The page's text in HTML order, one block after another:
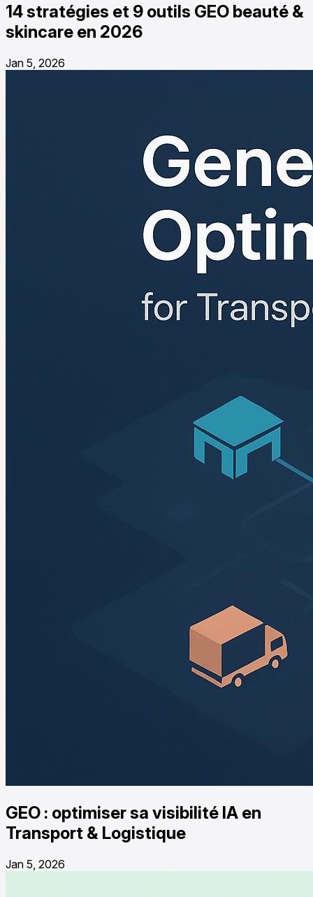
14 stratégies et 9 outils GEO beauté &
skincare en 2026
Jan 5, 2026
GEO : optimiser sa visibilité IA en
Transport & Logistique
Jan 5, 2026